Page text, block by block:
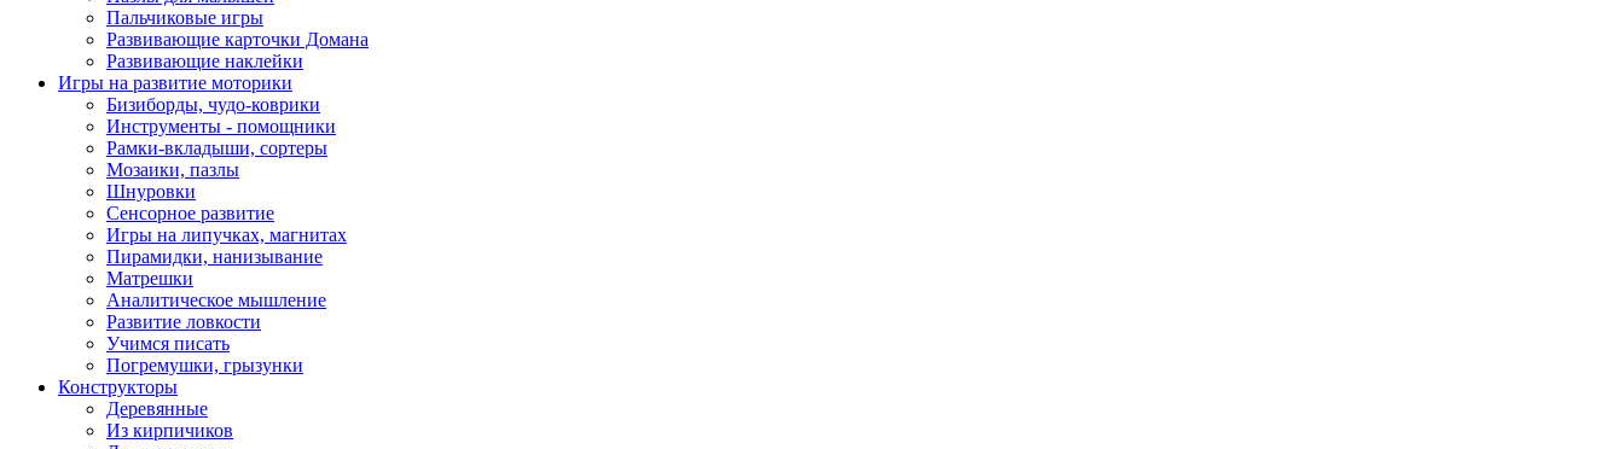
Пальчиковые игры
Развивающие карточки Домана
Развивающие наклейки
Игры на развитие моторики
Бизиборды, чудо-коврики
Инструменты - помощники
Рамки-вкладыши, сортеры
Мозаики, пазлы
Шнуровки
Сенсорное развитие
Игры на липучках, магнитах
Пирамидки, нанизывание
Матрешки
Аналитическое мышление
Развитие ловкости
Учимся писать
Погремушки, грызунки
Конструкторы
Деревянные
Из кирпичиков